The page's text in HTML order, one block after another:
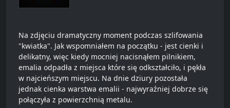
Na zdjęciu dramatyczny moment podczas szlifowania
"kwiatka". Jak wspomniałem na początku - jest cienki i
delikatny, więc kiedy mocniej nacisnąłem pilnikiem,
emalia odpadła z miejsca które się odkształciło, i pękła
w najcieńszym miejscu. Na dnie dziury pozostała
jednak cienka warstwa emalii - najwyraźniej dobrze się
połączyła z powierzchnią metalu.